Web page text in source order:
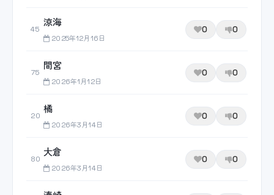
45
涼海
2025年12月16日
0 0
75
間宮
2026年1月12日
0 0
20
橘
2026年3月14日
0 0
80
大倉
2026年3月14日
0 0